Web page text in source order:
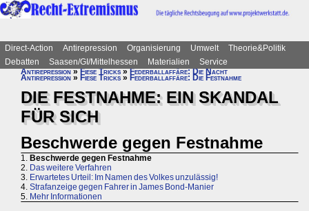
Direct-Action Antirepression Organisierung Umwelt
Theorie&Politik
Debatten
Saasen/GI/Mittelhessen Materialien
Service
Antirepression»Fiese Tricks»Federballaffäre: Die Nacht
Antirepression » Fiese Tricks » Federballaffäre: Die Festnahme
DIE FESTNAHME: EIN SKANDAL
FÜR SICH
Beschwerde gegen Festnahme
1. Beschwerde gegen Festnahme
2. Das weitere Verfahren
3. Erwartetes Urteil: Im Namen des Volkes unzulässig!
4. Strafanzeige gegen Fahrer in James Bond-Manier
5. Mehr Informationen